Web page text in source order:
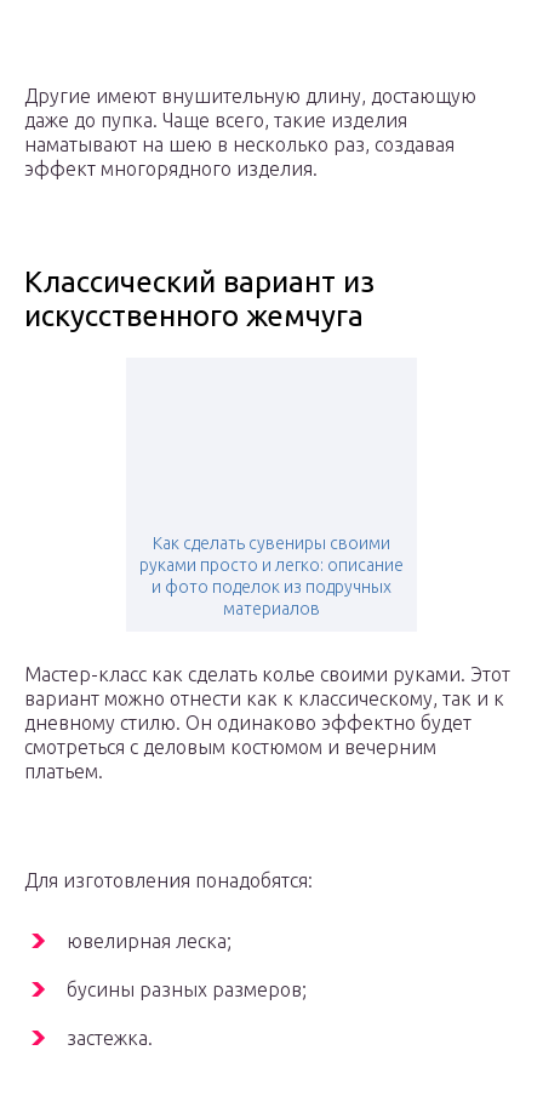
Другие имеют внушительную длину, достающую
даже до пупка. Чаще всего, такие изделия
наматывают на шею в несколько раз, создавая
эффект многорядного изделия.
Классический вариант из
искусственного жемчуга
Как сделать сувениры своими
руками просто и легко: описание
и фото поделок из подручных
материалов
Мастер-класс как сделать колье своими руками. Этот
вариант можно отнести как к классическому, так и к
дневному стилю. Он одинаково эффектно будет
смотреться с деловым костюмом и вечерним
платьем.
Для изготовления понадобятся:
ювелирная леска;
бусины разных размеров;
застежка.